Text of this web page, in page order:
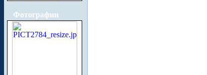
Фотографии